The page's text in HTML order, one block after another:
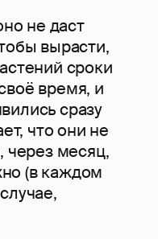
не даст
вырасти,
сроки
время, и
сразу
что они не
через месяц,
(в каждом